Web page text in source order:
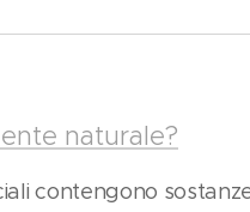
naturale?
contengono